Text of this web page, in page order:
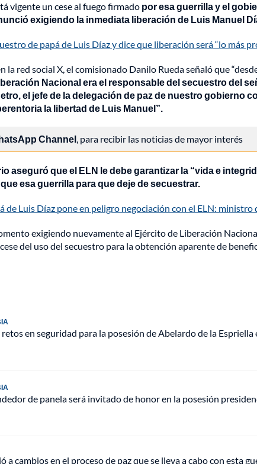
vigente un cese al fuego firmado por esa guerrilla y el
exigiendo la inmediata liberación de Luis Manuel
de papá de Luis Díaz y dice que liberación será “lo más
la red social X, el comisionado Danilo Rueda señaló que
Nacional era el responsable del secuestro del
el jefe de la delegación de paz de nuestro gobierno
la libertad de Luis Manuel”.
Channel, para recibir las noticias de mayor interés
aseguró que el ELN le debe garantizar la “vida e
esa guerrilla para que deje de secuestrar.
de Luis Díaz pone en peligro negociación con el ELN:
exigiendo nuevamente al Ejército de Liberación
del uso del secuestro para la obtención aparente de
retos en seguridad para la posesión de Abelardo de la Espriella
de panela será invitado de honor en la posesión
a cambios en el proceso de paz que se lleva a cabo con esta